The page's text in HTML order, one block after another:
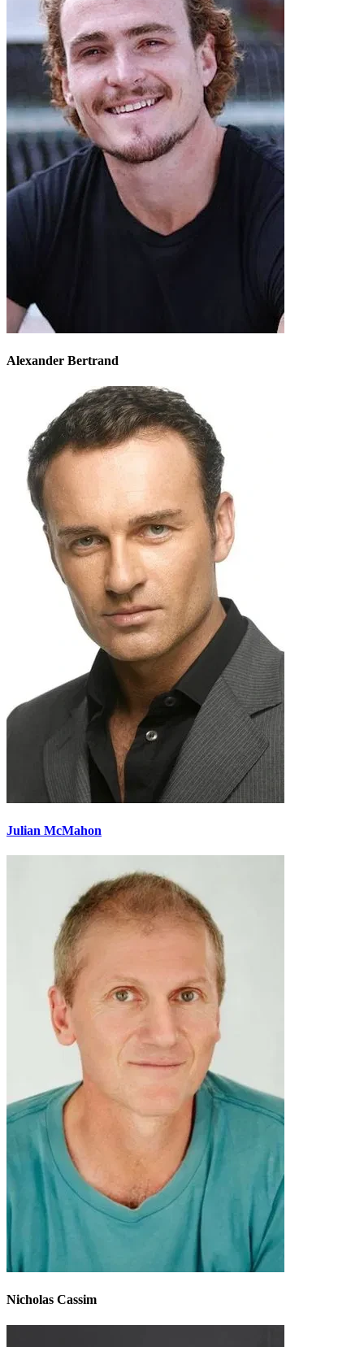
Alexander Bertrand
Julian McMahon
Nicholas Cassim